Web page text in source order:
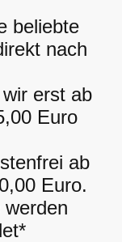
beliebte
nach
erst ab
Euro
ab
Euro.